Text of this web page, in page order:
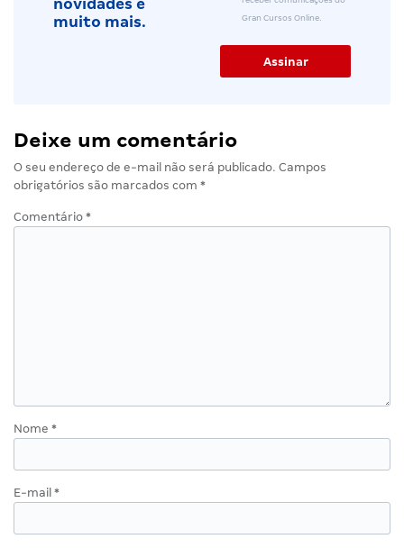
novidades e
muito mais.
Gran Cursos Online.
Deixe um comentário
O seu endereço de e-mail não será publicado. Campos
obrigatórios são marcados com *
Comentário *
Nome *
E-mail *